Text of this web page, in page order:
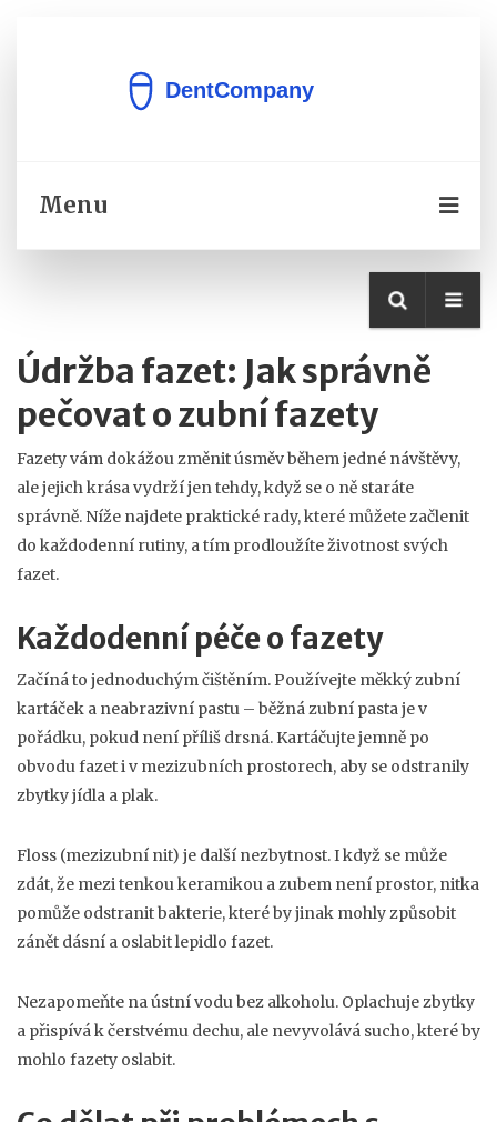
Menu
Údržba fazet: Jak správně
pečovat o zubní fazety
Fazety vám dokážou změnit úsměv během jedné návštěvy,
ale jejich krása vydrží jen tehdy, když se o ně staráte
správně. Níže najdete praktické rady, které můžete začlenit
do každodenní rutiny, a tím prodloužíte životnost svých
fazet.
Každodenní péče o fazety
Začíná to jednoduchým čištěním. Používejte měkký zubní
kartáček a neabrazivní pastu – běžná zubní pasta je v
pořádku, pokud není příliš drsná. Kartáčujte jemně po
obvodu fazet i v mezizubních prostorech, aby se odstranily
zbytky jídla a plak.
Floss (mezizubní nit) je další nezbytnost. I když se může
zdát, že mezi tenkou keramikou a zubem není prostor, nitka
pomůže odstranit bakterie, které by jinak mohly způsobit
zánět dásní a oslabit lepidlo fazet.
Nezapomeňte na ústní vodu bez alkoholu. Oplachuje zbytky
a přispívá k čerstvému dechu, ale nevyvolává sucho, které by
mohlo fazety oslabit.